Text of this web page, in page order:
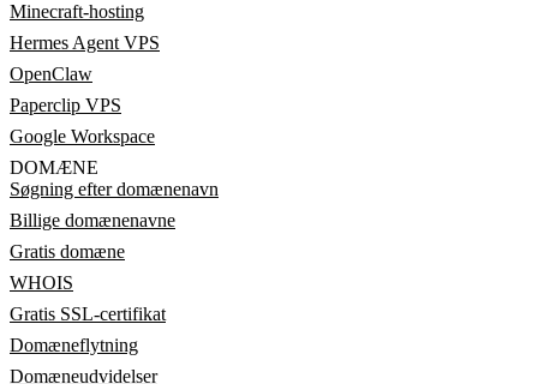
Minecraft-hosting
Hermes Agent VPS
OpenClaw
Paperclip VPS
Google Workspace
DOMÆNE
Søgning efter domænenavn
Billige domænenavne
Gratis domæne
WHOIS
Gratis SSL-certifikat
Domæneflytning
Domæneudvidelser